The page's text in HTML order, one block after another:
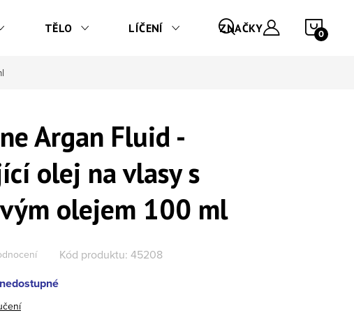
TĚLO LÍČENÍ ZNAČKY
Argan Fluid -
olej na vlasy s
olejem 100 ml
Kód produktu: 45208